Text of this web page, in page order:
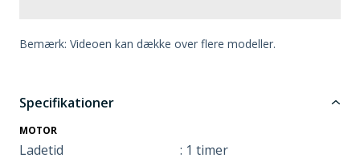
Bemærk: Videoen kan dække over flere modeller.
Specifikationer
MOTOR
Ladetid
: 1 timer